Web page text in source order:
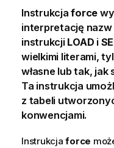
Instrukcjaforce
interpretację
instrukcji LOAD i
wielkimi literami,
własne lub tak,
Ta instrukcja
z tabeli
konwencjami.
Instrukcjaforce